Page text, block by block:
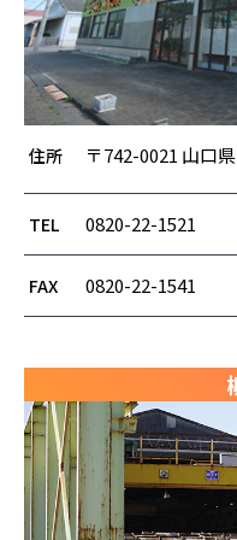
住所 〒742-0021 山口
TEL 0820-22-1521
FAX 0820-22-1541